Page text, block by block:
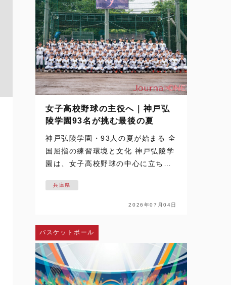
女子高校野球の主役へ｜神戸弘
陵学園93名が挑む最後の夏
神戸弘陵学園・93人の夏が始まる 全
国屈指の練習環境と文化 神戸弘陵学
園は、女子高校野球の中心に立ち続
の夏を追った取材は、梅雨空の下で
始まった。通常なら練習の中止や縮
し、神戸弘陵学園の…
兵庫県
2026年07月04日
バスケットボール